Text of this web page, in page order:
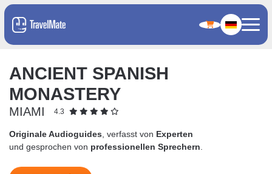
ANCIENT SPANISH
MONASTERY
MIAMI 4.3
Originale Audioguides , verfasst von Experten
und gesprochen von professionellen Sprechern